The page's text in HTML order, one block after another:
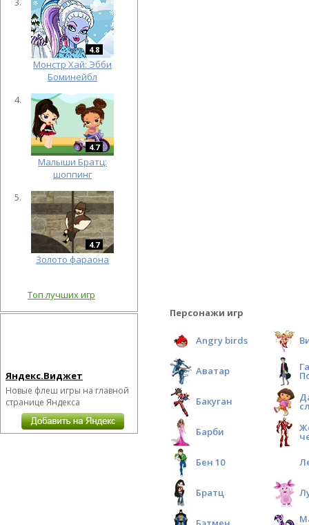
4.8
Монстр Хай: Эбби
Боминейбл
4.7
Малыши Братц:
шоппинг
4.7
Золото фараона
Топ лучших игр
Яндекс.Виджет
Новые флеш игры на главной
странице Яндекса
Персонажи игр
Angry birds
Аватар
Бакуган
Барби
Бен 10
Братц